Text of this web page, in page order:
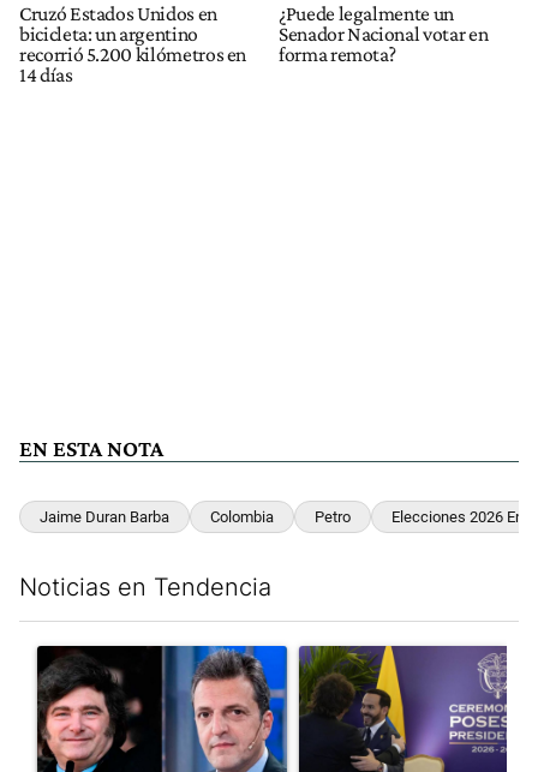
Cruzó Estados Unidos en
bicicleta: un argentino
recorrió 5.200 kilómetros en
14 días
¿Puede legalmente un
Senador Nacional votar en
forma remota?
EN ESTA NOTA
Jaime Duran Barba Colombia Petro Elecciones 2026 En
Noticias en Tendencia
Un artículo de tendencia con el título "Los gobernadores
Un artículo de tendencia con